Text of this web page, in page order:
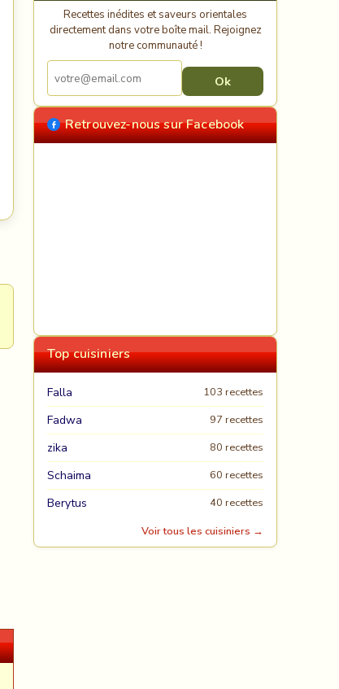
Recettes inédites et saveurs orientales
directement dans votre boîte mail. Rejoignez
notre communauté !
Retrouvez-nous sur Facebook
Top cuisiniers
Falla 103 recettes
Fadwa 97 recettes
zika 80 recettes
Schaima 60 recettes
Berytus
40 recettes
Voir tous les cuisiniers →